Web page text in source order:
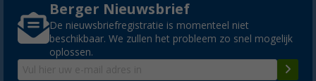
Thule aluminium achterprofiel voor luifel
Berger Nieuwsbrief
De nieuwsbriefregistratie is momenteel niet
beschikbaar. We zullen het probleem zo snel mogelijk
oplossen.